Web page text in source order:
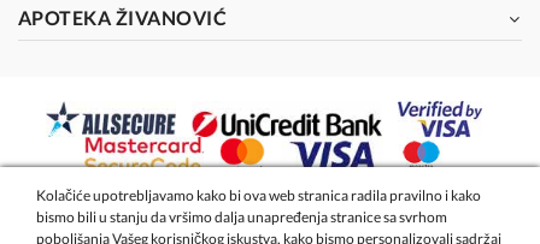
APOTEKA ŽIVANOVIĆ
2026 - Apoteka Magistra Živanović
Kolačiće upotrebljavamo kako bi ova web stranica radila pravilno i kako
bismo bili u stanju da vršimo dalja unapređenja stranice sa svrhom
poboljšanja Vašeg korisničkog iskustva, kako bismo personalizovali sadržaj